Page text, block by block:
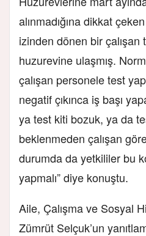
alınmadığına dikkat
izinden dönen bir çalışan
huzurevine ulaşmış.
çalışan personele test
negatif çıkınca iş başı
ya test kiti bozuk, ya da
beklenmeden çalışan
durumda da yetkililer bu
yapmalı” diye konuştu.
Aile, Çalışma ve Sosyal
Zümrüt Selçuk’un